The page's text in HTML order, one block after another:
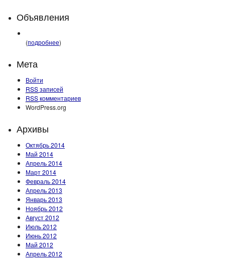
Объявления
(подробнее)
Мета
Войти
RSSзаписей
RSSкомментариев
WordPress.org
Архивы
Октябрь 2014
Май 2014
Апрель 2014
Март 2014
Февраль 2014
Апрель 2013
Январь 2013
Ноябрь 2012
Август 2012
Июль 2012
Июнь 2012
Май 2012
Апрель 2012